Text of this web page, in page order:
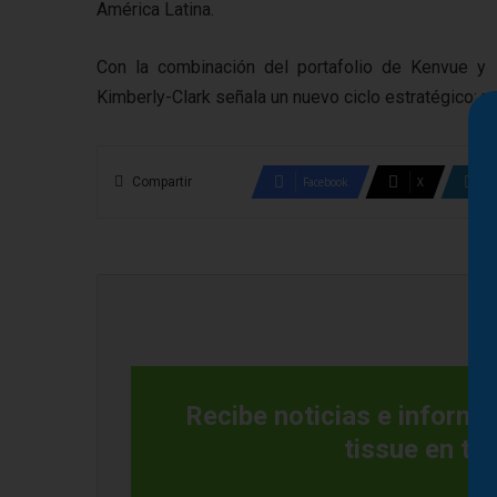
América Latina.
Con la combinación del portafolio de Kenvue
Kimberly-Clark señala un nuevo ciclo estratégico:
Compartir Facebook X
Recibe noticias e
tissue en tu